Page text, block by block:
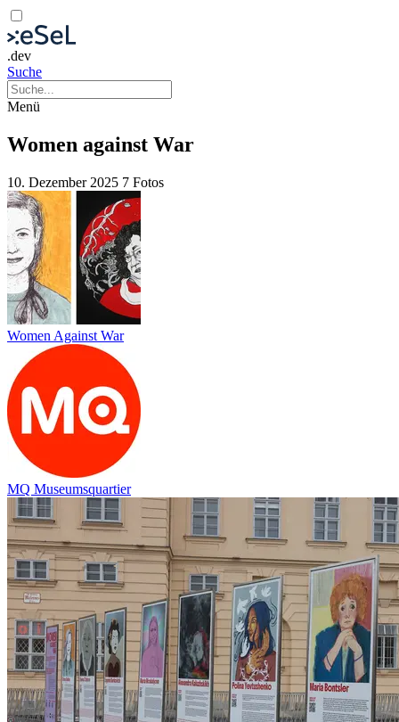
.dev
Suche
Menü
Women against War
10. Dezember 2025 7 Fotos
Women Against War
MQ Museumsquartier